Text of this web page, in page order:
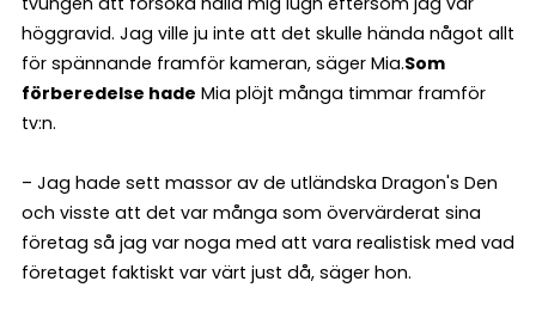
höggravid. Jag ville ju inte att det skulle hända något allt
för spännande framför kameran, säger Mia.Som
förberedelse hade Mia plöjt många timmar framför
tv:n.
– Jag hade sett massor av de utländska Dragon's Den
och visste att det var många som övervärderat sina
företag så jag var noga med att vara realistisk med vad
företaget faktiskt var värt just då, säger hon.